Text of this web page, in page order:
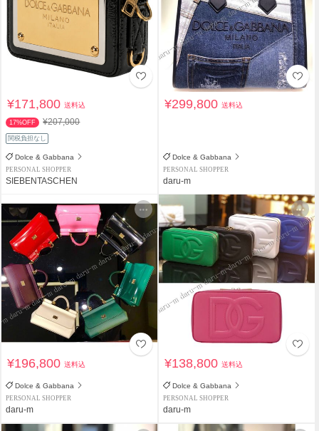
¥171,800送料込
17%OFF ¥207,000
関税負担なし
Dolce & Gabbana
PERSONAL SHOPPER
SIEBENTASCHEN
¥299,800送料込
Dolce & Gabbana
PERSONAL SHOPPER
daru-m
¥196,800送料込
Dolce & Gabbana
PERSONAL SHOPPER
daru-m
¥138,800送料込
Dolce & Gabbana
PERSONAL SHOPPER
daru-m